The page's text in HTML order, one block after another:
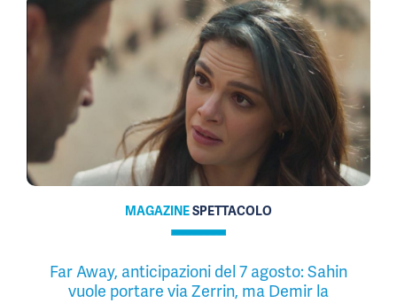
MAGAZINESPETTACOLO
Far Away, anticipazioni del 7 agosto: Sahin
vuole portare via Zerrin, ma Demir la